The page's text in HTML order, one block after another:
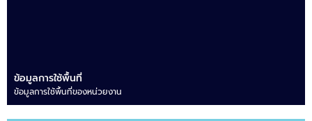
ข้อมูลการใช้พื้นที่
ข้อมูลการใช้พื้นที่ของหน่วยงาน